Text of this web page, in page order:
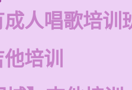
成人唱歌培训
培训